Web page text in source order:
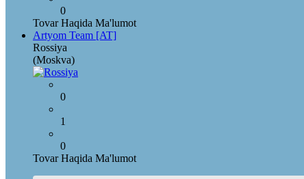
0
Tovar Haqida Ma'lumot
Artyom Team [AT]
Rossiya
(Moskva)
0
1
0
Tovar Haqida Ma'lumot